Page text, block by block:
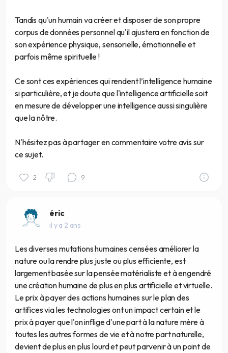
Tandis qu'un humain va créer et disposer de son propre
corpus de données personnel qu'il ajustera en fonction de
son expérience physique, sensorielle, émotionnelle et
parfois même spirituelle !
Ce sont ces expériences qui rendent l’intelligence humaine
si particulière, et je doute que l'intelligence artificielle soit
en mesure de développer une intelligence aussi singulière
que la nôtre.
N'hésitez pas à partager en commentaire votre avis sur
ce sujet.
2 9
éric
il y a 2 ans
Les diverses mutations humaines censées améliorer la
nature ou la rendre plus juste ou plus efficiente, est
largement basée sur la pensée matérialiste et à engendré
une création humaine de plus en plus artificielle et virtuelle.
Le prix à payer des actions humaines sur le plan des
artifices via les technologies ont un impact certain et le
prix à payer que l'on inflige d'une part à la nature mère à
toutes les autres formes de vie et à notre part naturelle,
devient de plus en plus lourd et peut parvenir à un point de